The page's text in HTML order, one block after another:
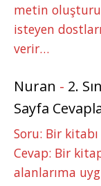
metin
isteyen
verir…
Nuran - 2.
Sayfa
Soru: Bir
Cevap: Bir
alanlarıma